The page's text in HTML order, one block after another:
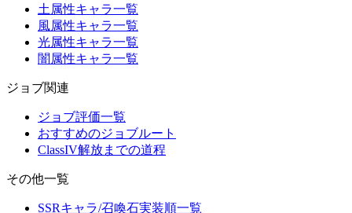
土属性キャラ一覧
風属性キャラ一覧
光属性キャラ一覧
闇属性キャラ一覧
ジョブ関連
ジョブ評価一覧
おすすめのジョブルート
ClassIV解放までの道程
その他一覧
SSRキャラ/召喚石実装順一覧